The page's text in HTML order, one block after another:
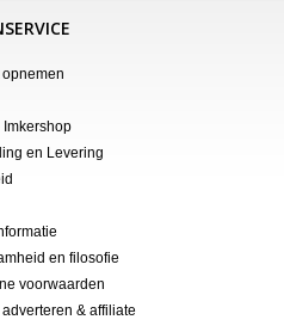
Imkershop
en Levering
en filosofie
voorwaarden
adverteren & affiliate